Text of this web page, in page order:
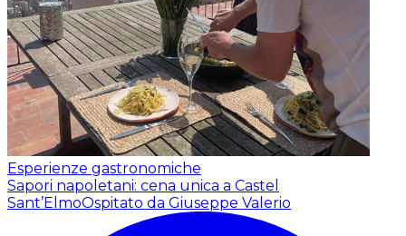
Esperienze gastronomiche
Sapori napoletani: cena unica a Castel
Sant’ElmoOspitato da Giuseppe Valerio